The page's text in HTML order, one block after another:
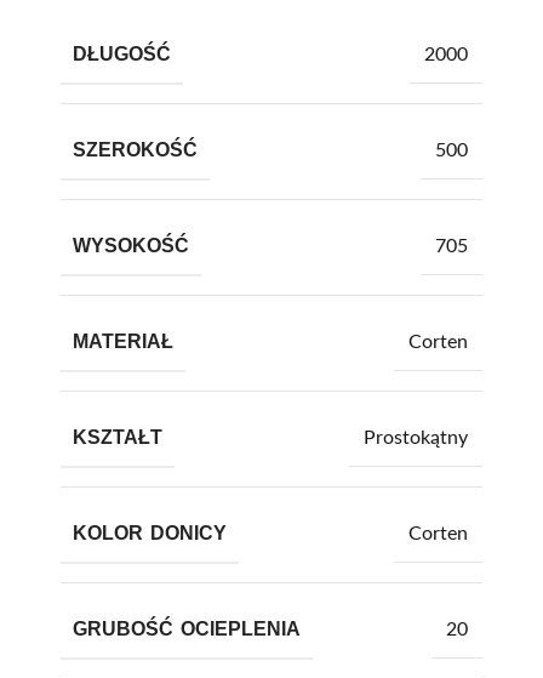
DŁUGOŚĆ 2000
SZEROKOŚĆ 500
WYSOKOŚĆ 705
MATERIAŁ Corten
KSZTAŁT Prostokątny
KOLOR DONICY Corten
GRUBOŚĆ OCIEPLENIA 20